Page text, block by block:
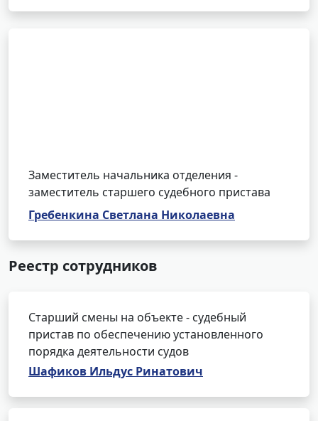
Заместитель начальника отделения -
заместитель старшего судебного пристава
Гребенкина Светлана Николаевна
Реестр сотрудников
Старший смены на объекте - судебный
пристав по обеспечению установленного
порядка деятельности судов
Шафиков Ильдус Ринатович